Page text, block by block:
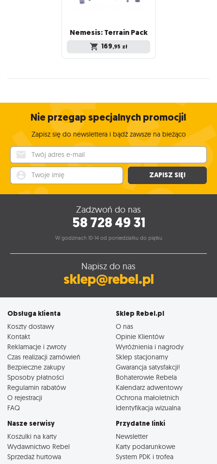
Nemesis: Terrain Pack
169,95 zł
Nie przegap specjalnych promocji!
Zapisz się do newslettera i bądź zawsze na bieżąco
ZAPISZ SIĘ!
Zadzwoń do nas
58 728 49 31
W godzinach 10-14 od poniedziałku do piątku
Napisz do nas
sklep@rebel.pl
Obsługa klienta
Koszty dostawy
Kontakt
Reklamacje i zwroty
Czas realizacji zamówień
Bezpieczne zakupy
Sposoby płatności
Regulamin rabatów
O rejestracji
FAQ
Sklep Rebel.pl
O nas
Opinie Klientów
Wyróżnienia i nagrody
Sklep stacjonarny
Gwarancja satysfakcji!
Bohaterowie Rebela
Kalendarz adwentowy
Ochrona małoletnich
Identyfikacja wizualna
Nasze serwisy
Koszulki na karty
Wydawnictwo Rebel
Sprzedaż hurtowa
Przydatne linki
Newsletter
Karty podarunkowe
System PDK i trofea